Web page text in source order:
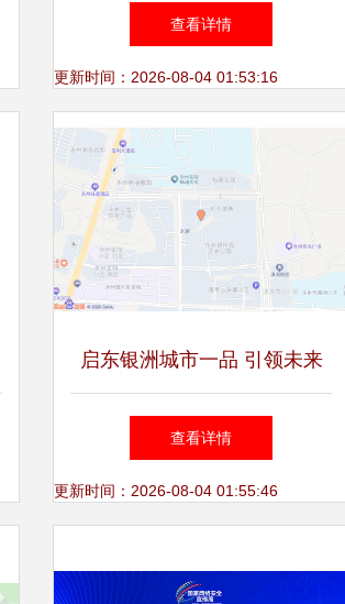
门促进就业超6200人次
查看详情
更新时间：2026-08-04 01:53:16
启东银洲城市一品 引领未来
生活方式的情报信息服务商
查看详情
更新时间：2026-08-04 01:55:46